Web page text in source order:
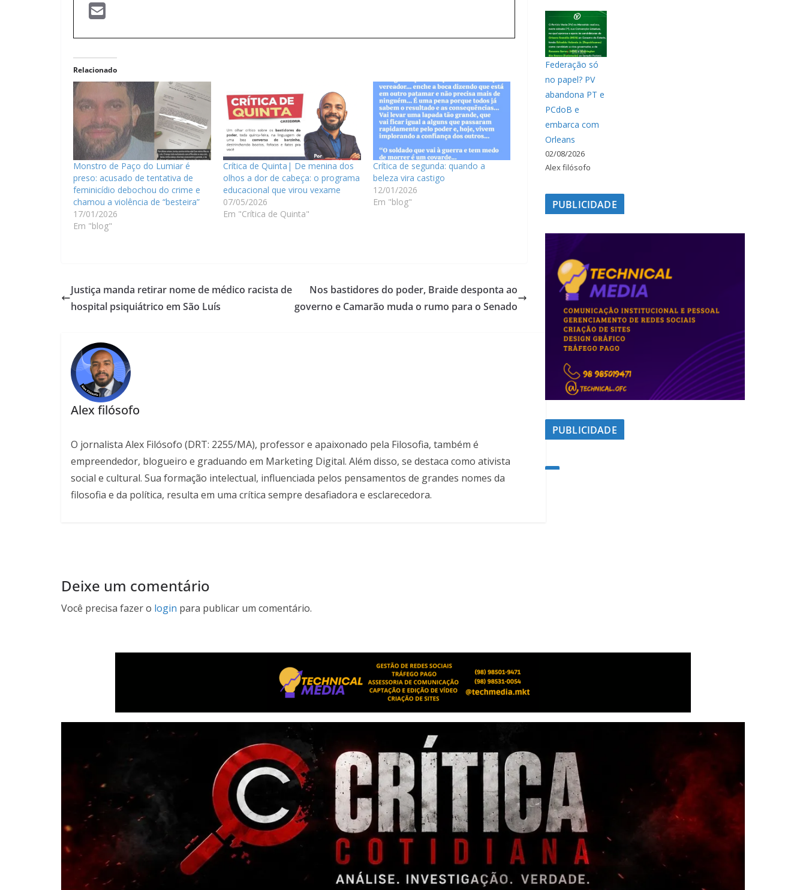
Relacionado
Monstro de Paço do Lumiar é
preso: acusado de tentativa de
feminicídio debochou do crime e
chamou a violência de “besteira”
17/01/2026
Em "blog"
Crítica de Quinta| De menina dos
olhos a dor de cabeça: o programa
educacional que virou vexame
07/05/2026
Em "Crítica de Quinta"
Crítica de segunda: quando a
beleza vira castigo
12/01/2026
Em "blog"
Justiça manda retirar nome de médico racista de
hospital psiquiátrico em São Luís
Nos bastidores do poder, Braide desponta ao
governo e Camarão muda o rumo para o Senado
Alex filósofo
O jornalista Alex Filósofo (DRT: 2255/MA), professor e apaixonado pela Filosofia, também é
empreendedor, blogueiro e graduando em Marketing Digital. Além disso, se destaca como ativista
social e cultural. Sua formação intelectual, influenciada pelos pensamentos de grandes nomes da
filosofia e da política, resulta em uma crítica sempre desafiadora e esclarecedora.
Deixe um comentário
Você precisa fazer o login para publicar um comentário.
Federação só
no papel? PV
abandona PT e
PCdoB e
embarca com
Orleans
02/08/2026
Alex filósofo
PUBLICIDADE
PUBLICIDADE